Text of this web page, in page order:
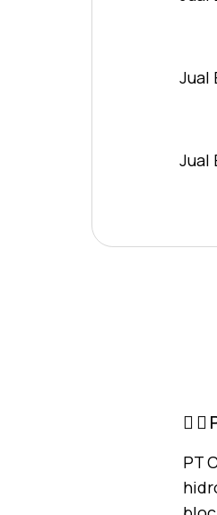
Jual
Jual
PT